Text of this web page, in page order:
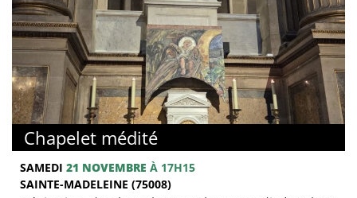
Chapelet médité
SAMEDI 21 NOVEMBRE À 17H15
SAINTE-MADELEINE (75008)